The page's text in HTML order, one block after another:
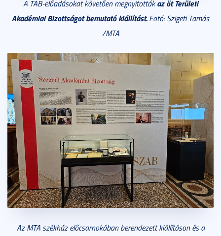
A TAB-előadásokat követően megnyitottákaz öt Területi
Akadémiai Bizottságot bemutató kiállítást. Fotó: Szigeti Tamás
/MTA
Az MTA székház előcsarnokában berendezett kiállításon és a